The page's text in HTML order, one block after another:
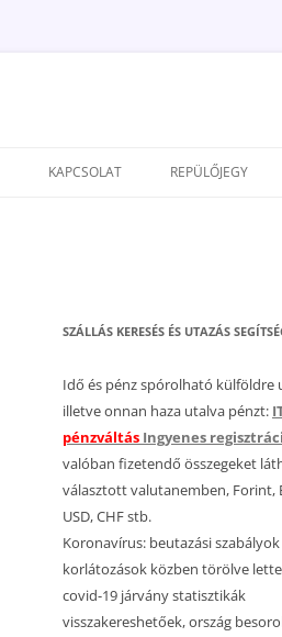
KAPCSOLAT REPÜLŐJEGY
SZÁLLÁS KERESÉS ÉS UTAZÁS
Idő és pénz spórolható külföldre
illetve onnan haza utalva pénzt:
pénzváltás Ingyenes
valóban fizetendő összegeket
választott valutanemben, Forint,
USD, CHF stb.
Koronavírus: beutazási
korlátozások közben törölve
covid-19 járvány statisztikák
visszakereshetőek, ország